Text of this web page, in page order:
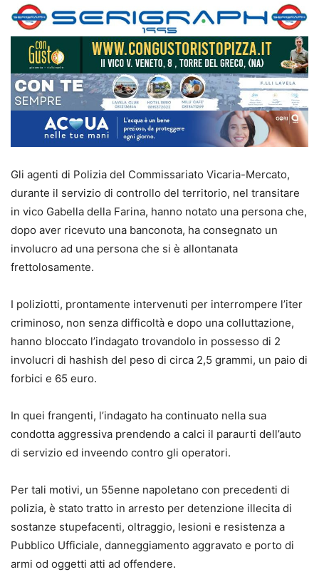
Gli agenti di Polizia del Commissariato Vicaria-Mercato,
durante il servizio di controllo del territorio, nel transitare
in vico Gabella della Farina, hanno notato una persona che,
dopo aver ricevuto una banconota, ha consegnato un
involucro ad una persona che si è allontanata
frettolosamente.
I poliziotti, prontamente intervenuti per interrompere l’iter
criminoso, non senza difficoltà e dopo una colluttazione,
hanno bloccato l’indagato trovandolo in possesso di 2
involucri di hashish del peso di circa 2,5 grammi, un paio di
forbici e 65 euro.
In quei frangenti, l’indagato ha continuato nella sua
condotta aggressiva prendendo a calci il paraurti dell’auto
di servizio ed inveendo contro gli operatori.
Per tali motivi, un 55enne napoletano con precedenti di
polizia, è stato tratto in arresto per detenzione illecita di
sostanze stupefacenti, oltraggio, lesioni e resistenza a
Pubblico Ufficiale, danneggiamento aggravato e porto di
armi od oggetti atti ad offendere.